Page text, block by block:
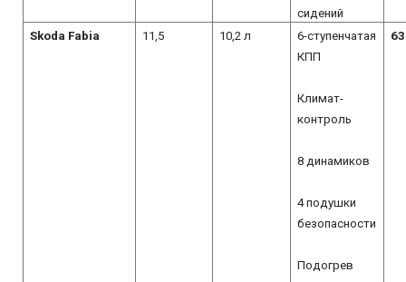
сидений
Skoda Fabia 11,5 10,2 л
6-ступенчатая
КПП
Климат-
контроль
8 динамиков
4 подушки
безопасности
Подогрев